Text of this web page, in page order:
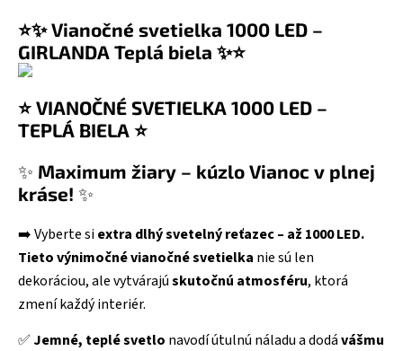
⭐✨ Vianočné svetielka 1000 LED –
GIRLANDA Teplá biela ✨⭐
⭐ VIANOČNÉ SVETIELKA 1000 LED –
TEPLÁ BIELA ⭐
✨ Maximum žiary – kúzlo Vianoc v plnej
kráse! ✨
➡️ Vyberte siextra dlhý svetelný reťazec – až 1000 LED.
Tieto výnimočné vianočné svetielka nie sú len
dekoráciou, ale vytvárajúskutočnú atmosféru, ktorá
zmení každý interiér.
✅Jemné, teplé svetlo navodí útulnú náladu a dodávášmu